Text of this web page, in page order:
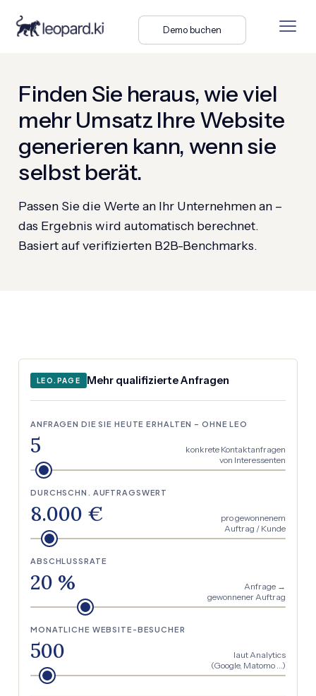
Demo buchen
Finden Sie heraus, wie viel
mehr Umsatz Ihre Website
generieren kann, wenn sie
selbst berät.
Passen Sie die Werte an Ihr Unternehmen an –
das Ergebnis wird automatisch berechnet.
Basiert auf verifizierten B2B-Benchmarks.
LEO.PAGE Mehr qualifizierte Anfragen
ANFRAGEN DIE SIE HEUTE ERHALTEN – OHNE LEO
5
konkrete Kontaktanfragen
von Interessenten
DURCHSCHN. AUFTRAGSWERT
8.000 €
pro gewonnenem
Auftrag / Kunde
ABSCHLUSSRATE
20 %
Anfrage →
gewonnener Auftrag
MONATLICHE WEBSITE-BESUCHER
500
laut Analytics
(Google, Matomo …)